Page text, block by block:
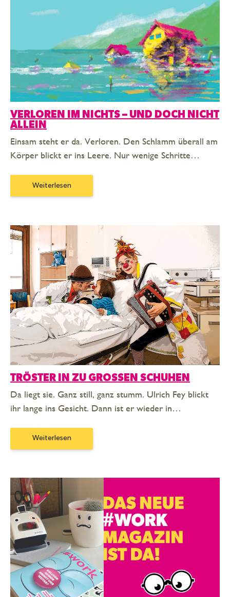
VERLOREN IM NICHTS – UND DOCH NICHT
ALLEIN
Einsam steht er da. Verloren. Den Schlamm überall am
Körper blickt er ins Leere. Nur wenige Schritte…
Weiterlesen
TRÖSTER IN ZU GROSSEN SCHUHEN
Da liegt sie. Ganz still, ganz stumm. Ulrich Fey blickt
ihr lange ins Gesicht. Dann ist er wieder in…
Weiterlesen